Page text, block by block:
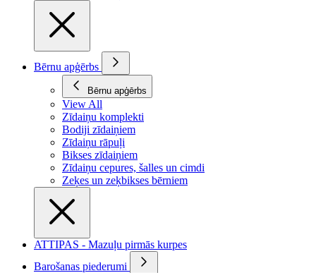
Bērnu apģērbs
Bērnu apģērbs
View All
Zīdaiņu komplekti
Bodiji zīdaiņiem
Zīdaiņu rāpuļi
Bikses zīdaiņiem
Zīdaiņu cepures, šalles un cimdi
Zeķes un zeķbikses bērniem
ATTIPAS - Mazuļu pirmās kurpes
Barošanas piederumi